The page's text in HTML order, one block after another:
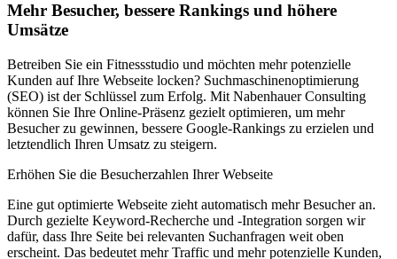
Mehr Besucher, bessere Rankings und höhere
Umsätze
Betreiben Sie ein Fitnessstudio und möchten mehr potenzielle
Kunden auf Ihre Webseite locken? Suchmaschinenoptimierung
(SEO) ist der Schlüssel zum Erfolg. Mit Nabenhauer Consulting
können Sie Ihre Online-Präsenz gezielt optimieren, um mehr
Besucher zu gewinnen, bessere Google-Rankings zu erzielen und
letztendlich Ihren Umsatz zu steigern.
Erhöhen Sie die Besucherzahlen Ihrer Webseite
Eine gut optimierte Webseite zieht automatisch mehr Besucher an.
Durch gezielte Keyword-Recherche und -Integration sorgen wir
dafür, dass Ihre Seite bei relevanten Suchanfragen weit oben
erscheint. Das bedeutet mehr Traffic und mehr potenzielle Kunden,